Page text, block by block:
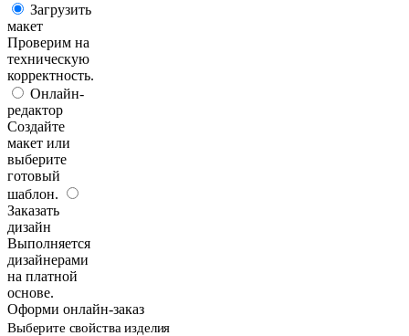
Загрузить
макет
Проверим на
техническую
корректность.
Онлайн-
редактор
Создайте
макет или
выберите
готовый
шаблон.
Заказать
дизайн
Выполняется
дизайнерами
на платной
основе.
Оформи онлайн-заказ
Выберите свойства изделия